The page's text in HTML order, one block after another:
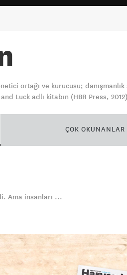
ortağı ve kurucusu;
Luck adlı kitabın (HBR Press, 2012)
ÇOK OKUNANLAR
Ama insanları ...